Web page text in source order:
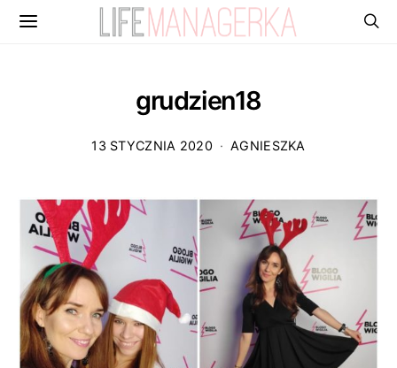
grudzien18
13 STYCZNIA 2020 AGNIESZKA